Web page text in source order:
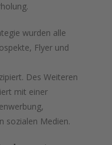
wurden alle
Flyer und
Des Weiteren
mit einer
sozialen Medien.